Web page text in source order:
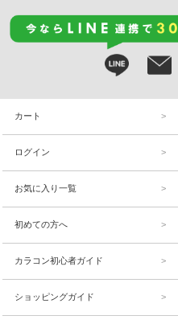
カート
ログイン
お気に入り一覧
初めての方へ
カラコン初心者ガイド
ショッピングガイド